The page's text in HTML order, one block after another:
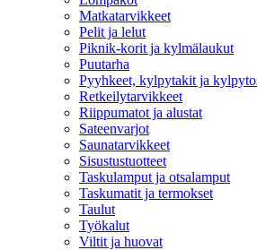
Matkatarvikkeet
Pelit ja lelut
Piknik-korit ja kylmälaukut
Puutarha
Pyyhkeet, kylpytakit ja
Retkeilytarvikkeet
Riippumatot ja alustat
Sateenvarjot
Saunatarvikkeet
Sisustustuotteet
Taskulamput ja otsalamput
Taskumatit ja termokset
Taulut
Työkalut
Viltit ja huovat